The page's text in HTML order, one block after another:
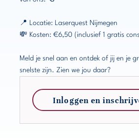
📍 Locatie: Laserquest Nijmegen
💸 Kosten: €6,50 (inclusief 1 gratis
Meld je snel aan en ontdek of jij en je
snelste zijn. Zien we jou daar?
Inloggen en